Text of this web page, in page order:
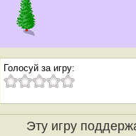
Голосуй за игру:
Эту игру